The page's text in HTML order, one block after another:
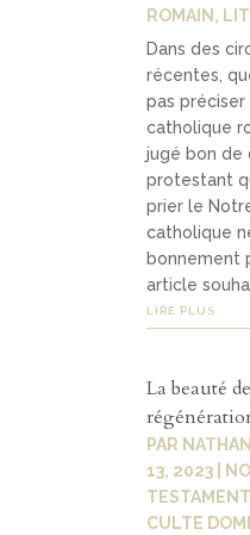
ROMAIN ,
Dans des
récentes,
pas préciser
catholique
jugé bon de
protestant
prier le
catholique
bonnement
article
LIRE PLUS
La beauté
PAR
13, 2023
TESTAMENT
CULTE